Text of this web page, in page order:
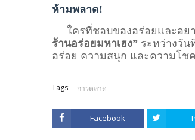
ห้ามพลาด!
ใครที่ชอบของอร่อยและอยา
ร้านอร่อยมหาเฮง” ระหว่างวัน
อร่อย ความสนุก และความโช
Tags: การตลาด
Facebook